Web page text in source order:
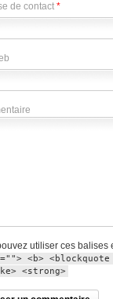
de contact *
utiliser ces balises
<b> <blockquote
<strong>